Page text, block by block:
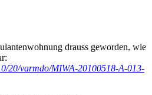
drauss geworden, wie
20/varmdo/MIWA-20100518-A-013-